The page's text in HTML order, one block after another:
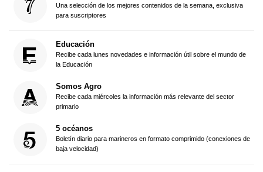
Una selección de los mejores contenidos de la semana, exclusiva
para suscriptores
Educación
Recibe cada lunes novedades e información útil sobre el mundo de
la Educación
Somos Agro
Recibe cada miércoles la información más relevante del sector
primario
5 océanos
Boletín diario para marineros en formato comprimido (conexiones de
baja velocidad)